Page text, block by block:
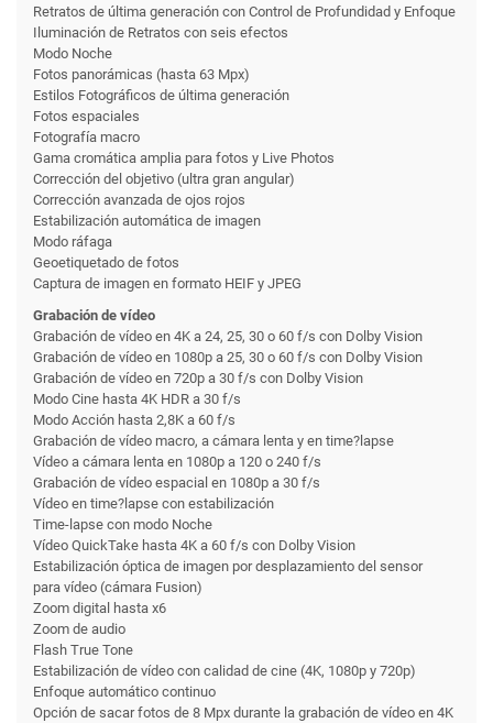
Retratos de última generación con Control de Profundidad y Enfoque
Iluminación de Retratos con seis efectos
Modo Noche
Fotos panorámicas (hasta 63 Mpx)
Estilos Fotográficos de última generación
Fotos espaciales
Fotografía macro
Gama cromática amplia para fotos y Live Photos
Corrección del objetivo (ultra gran angular)
Corrección avanzada de ojos rojos
Estabili­zación automática de imagen
Modo ráfaga
Geoetiquetado de fotos
Captura de imagen en formato HEIF y JPEG
Grabación de vídeo
Grabación de vídeo en 4K a 24, 25, 30 o 60 f/s con Dolby Vision
Grabación de vídeo en 1080p a 25, 30 o 60 f/s con Dolby Vision
Grabación de vídeo en 720p a 30 f/s con Dolby Vision
Modo Cine hasta 4K HDR a 30 f/s
Modo Acción hasta 2,8K a 60 f/s
Grabación de vídeo macro, a cámara lenta y en time?lapse
Vídeo a cámara lenta en 1080p a 120 o 240 f/s
Grabación de vídeo espacial en 1080p a 30 f/s
Vídeo en time?lapse con estabili­zación
Time-lapse con modo Noche
Vídeo QuickTake hasta 4K a 60 f/s con Dolby Vision
Estabili­zación óptica de imagen por desplazamiento del sensor
para vídeo (cámara Fusion)
Zoom digital hasta x6
Zoom de audio
Flash True Tone
Estabili­zación de vídeo con calidad de cine (4K, 1080p y 720p)
Enfoque automático continuo
Opción de sacar fotos de 8 Mpx durante la grabación de vídeo en 4K